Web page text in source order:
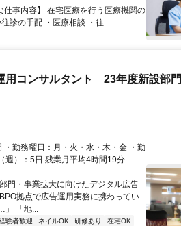
事内容】 在宅医療を行う医療機関の
診の手配 ・医療相談 ・往...
用コンサルタント 23年度新設部
勤務曜日：月・火・水・木・金 ・勤
週）：5日 残業月平均4時間19分
門・事業拡大に向けたデジタル広告
拠点で広告運用実務に携わってい
」 「地...
験者歓迎 ネイルOK 研修あり
在宅OK